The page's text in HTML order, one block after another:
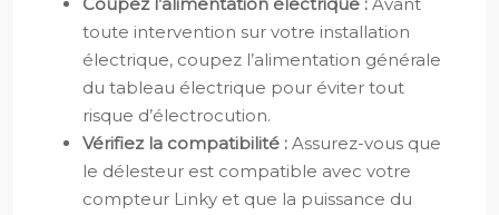
toute intervention sur votre installation
électrique, coupez l’alimentation générale
du tableau électrique pour éviter tout
risque d’électrocution.
Vérifiez la compatibilité : Assurez-vous que
le délesteur est compatible avec votre
compteur Linky et que la puissance du